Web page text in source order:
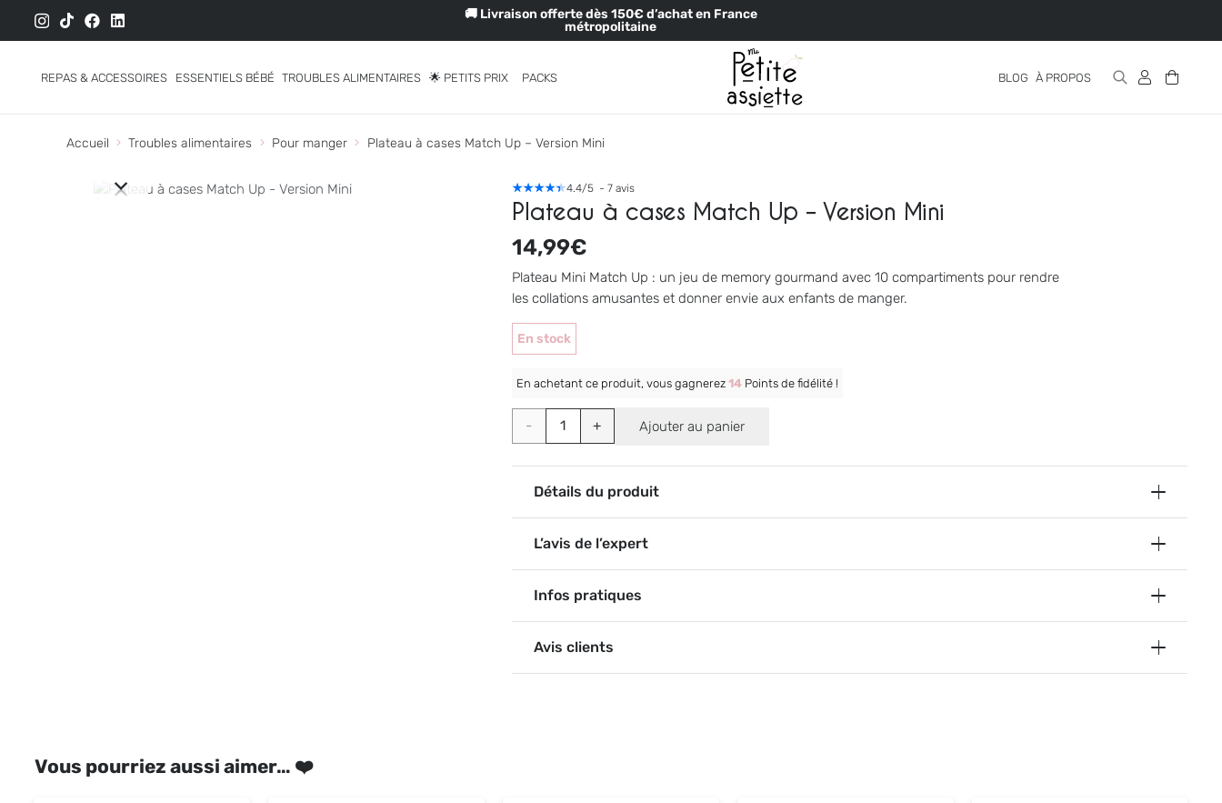
🚚 Livraison offerte dès 150€ d’achat en France
métropolitaine
REPAS & ACCESSOIRES ESSENTIELS BÉBÉ TROUBLES ALIMENTAIRES 🌟 PETITS PRIX PACKS BLOG À PROPOS
Accueil Troubles alimentaires Pour manger Plateau à cases Match Up – Version Mini
4.4/5 -7avis
Plateau à cases Match Up – Version Mini
14,99€
Plateau Mini Match Up : un jeu de memory gourmand avec 10 compartiments pour rendre
les collations amusantes et donner envie aux enfants de manger.
En stock
En achetant ce produit, vous gagnerez14 Points de fidélité !
quantité
Plateau
Match
Up -
Ajouter au panier
Détails du produit
L’avis de l’expert
Infos pratiques
Avis clients
Vous pourriez aussi aimer… ❤️